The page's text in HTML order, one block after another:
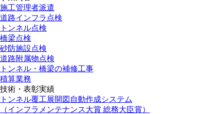
施工管理者派遣
道路インフラ点検
トンネル点検
橋梁点検
砂防施設点検
道路附属物点検
トンネル・橋梁の補修工事
積算業務
技術・表彰実績
トンネル覆工展開図自動作成システム
（インフラメンテナンス大賞 総務大臣賞）